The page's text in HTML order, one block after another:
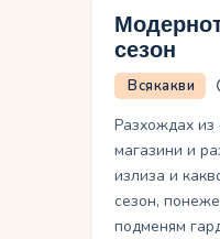
сезон
Всякакви
Разхождах
магазини и
излиза и
сезон,
подменям